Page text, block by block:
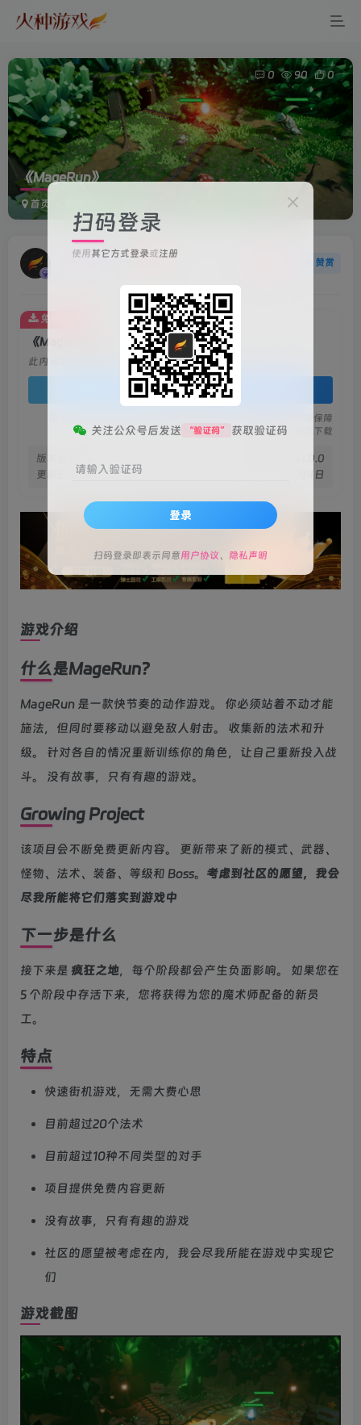
《MageRun》
首页
0 90 0
火种游戏 赞赏
《MageRun》
此内容为免费资源，请登录后查看
登录查看
资源有效持续保障
火种网盘极速下载
版本信息
v1.0.0
更新日期
2021年12月4日
免费资源
游戏介绍
什么是MageRun？
MageRun 是一款快节奏的动作游戏。 你必须站着不动才能
施法，但同时要移动以避免敌人射击。 收集新的法术和升
级。 针对各自的情况重新训练你的角色，让自己重新投入战
斗。 没有故事，只有有趣的游戏。
Growing Project
该项目会不断免费更新内容。 更新带来了新的模式、武器、
怪物、法术、装备、等级和 Boss。 考虑到社区的愿望，我会
尽我所能将它们落实到游戏中
下一步是什么
接下来是 疯狂之地，每个阶段都会产生负面影响。 如果您在
5 个阶段中存活下来，您将获得为您的魔术师配备的新员
工。
特点
快速街机游戏，无需大费心思
目前超过20个法术
目前超过10种不同类型的对手
项目提供免费内容更新
没有故事，只有有趣的游戏
社区的愿望被考虑在内，我会尽我所能在游戏中实现它
们
游戏截图
扫码登录
使用其它方式登录或注册
关注公众号后发送 “验证码” 获取验证码
请输入验证码
登录
扫码登录即表示同意用户协议 、 隐私声明